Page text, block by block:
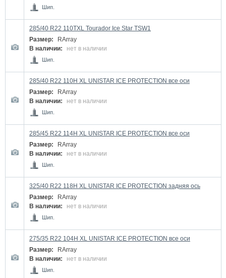
Шип.
285/40 R22 110TXL Tourador Ice Star TSW1
Размер:
RArray
В наличии:
нет в наличии
Шип.
285/40 R22 110H XL UNISTAR ICE PROTECTION все оси
Размер:
RArray
В наличии:
нет в наличии
Шип.
285/45 R22 114H XL UNISTAR ICE PROTECTION все оси
Размер:
RArray
В наличии:
нет в наличии
Шип.
325/40 R22 118H XL UNISTAR ICE PROTECTION задняя ось
Размер:
RArray
В наличии:
нет в наличии
Шип.
275/35 R22 104H XL UNISTAR ICE PROTECTION все оси
Размер:
RArray
В наличии:
нет в наличии
Шип.